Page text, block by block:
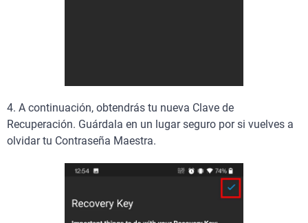
4. A continuación, obtendrás tu nueva Clave de
Recuperación. Guárdala en un lugar seguro por si vuelves a
olvidar tu Contraseña Maestra.